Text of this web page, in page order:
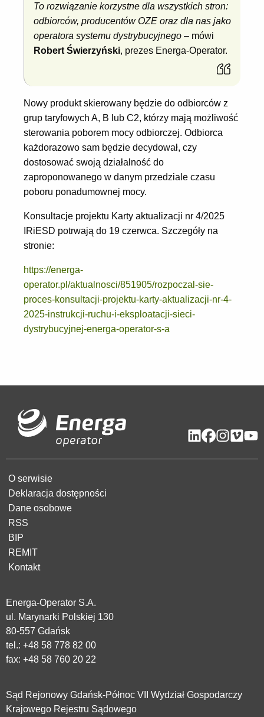
To rozwiązanie korzystne dla wszystkich stron:
odbiorców, producentów OZE oraz dla nas jako
operatora systemu dystrybucyjnego – mówi
Robert Świerzyński, prezes Energa-Operator.
Nowy produkt skierowany będzie do odbiorców z
grup taryfowych A, B lub C2, którzy mają możliwość
sterowania poborem mocy odbiorczej. Odbiorca
każdorazowo sam będzie decydował, czy
dostosować swoją działalność do
zaproponowanego w danym przedziale czasu
poboru ponadumownej mocy.
Konsultacje projektu Karty aktualizacji nr 4/2025
IRiESD potrwają do 19 czerwca. Szczegóły na
stronie:
https://energa-
operator.pl/aktualnosci/851905/rozpoczal-sie-
proces-konsultacji-projektu-karty-aktualizacji-nr-4-
2025-instrukcji-ruchu-i-eksploatacji-sieci-
dystrybucyjnej-energa-operator-s-a
O serwisie
Deklaracja dostępności
Dane osobowe
RSS
BIP
REMIT
Kontakt
Energa-Operator S.A.
ul. Marynarki Polskiej 130
80-557 Gdańsk
tel.: +48 58 778 82 00
fax: +48 58 760 20 22
Sąd Rejonowy Gdańsk-Północ VII Wydział Gospodarczy
Krajowego Rejestru Sądowego